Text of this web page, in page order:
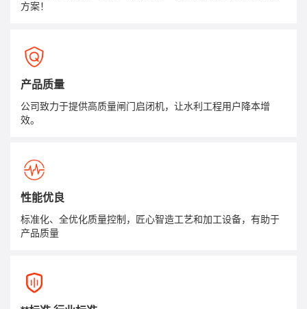
方案！
产品质量
公司致力于提供高质量闸门启闭机，让水利工程用户降本增
效。
性能优良
标准化、全优化质量控制，匠心智造工艺和加工设备，有助于
产品质量